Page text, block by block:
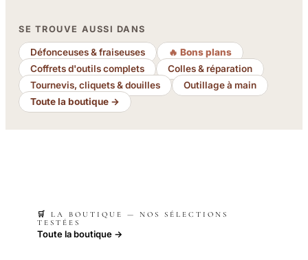
SE TROUVE AUSSI DANS
Défonceuses & fraiseuses
🔥 Bons plans
Coffrets d'outils complets
Colles & réparation
Tournevis, cliquets & douilles
Outillage à main
Toute la boutique →
🛒 LA BOUTIQUE — NOS SÉLECTIONS
TESTÉES
Toute la boutique →